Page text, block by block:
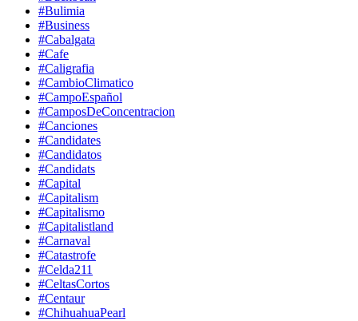
#Bulimia
#Business
#Cabalgata
#Cafe
#Caligrafia
#CambioClimatico
#CampoEspañol
#CamposDeConcentracion
#Canciones
#Candidates
#Candidatos
#Candidats
#Capital
#Capitalism
#Capitalismo
#Capitalistland
#Carnaval
#Catastrofe
#Celda211
#CeltasCortos
#Centaur
#ChihuahuaPearl